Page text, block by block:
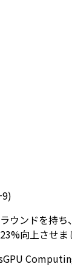
ウンドを持
向上させま
GPU